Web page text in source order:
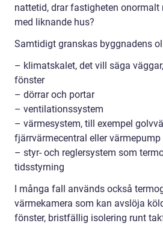
nattetid, drar fastigheten
med liknande hus?
Samtidigt granskas byggnadens
– klimatskalet, det vill säga
fönster
– dörrar och portar
– ventilationssystem
– värmesystem, till exempel
fjärrvärmecentral eller värmepump
– styr- och reglersystem som
tidsstyrning
I många fall används också
värmekamera som kan avslöja
fönster, bristfällig isolering runt